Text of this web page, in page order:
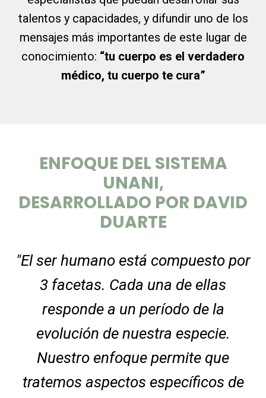
talentos y capacidades, y difundir uno de los
mensajes más importantes de este lugar de
conocimiento: “tu cuerpo es el verdadero
médico, tu cuerpo te cura”
ENFOQUE DEL SISTEMA
UNANI,
DESARROLLADO POR DAVID
DUARTE
"El ser humano está compuesto por
3 facetas. Cada una de ellas
responde a un período de la
evolución de nuestra especie.
Nuestro enfoque permite que
tratemos aspectos específicos de